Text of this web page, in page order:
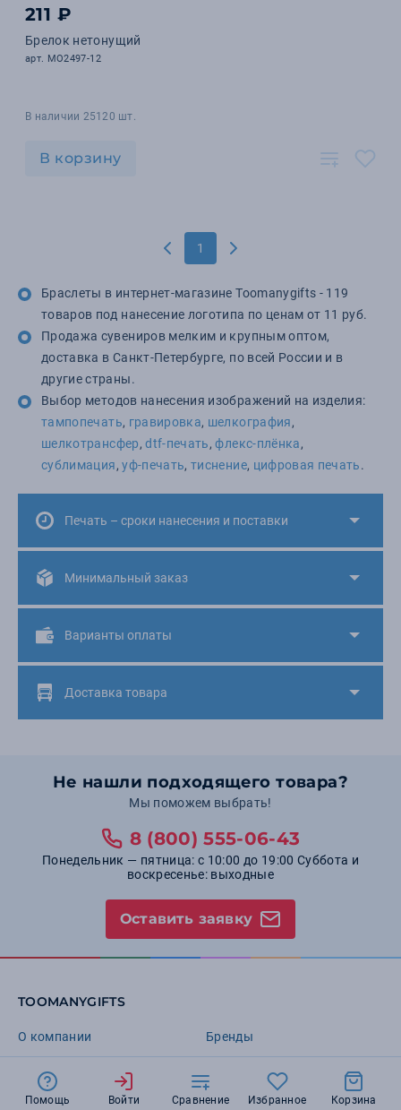
211 ₽
Брелок нетонущий
арт. MO2497-12
В наличии 25120 шт.
В корзину
1
Браслеты в интернет-магазине Toomanygifts - 119
товаров под нанесение логотипа по ценам от 11 руб.
Продажа сувениров мелким и крупным оптом,
доставка в Санкт-Петербурге, по всей России и в
другие страны.
Выбор методов нанесения изображений на изделия:
тампопечать, гравировка, шелкография,
шелкотрансфер, dtf-печать, флекс-плёнка,
сублимация, уф-печать, тиснение, цифровая печать.
Печать – сроки нанесения и поставки
Минимальный заказ
Варианты оплаты
Доставка товара
Не нашли подходящего товара?
Мы поможем выбрать!
8 (800) 555-06-43
Понедельник — пятница: с 10:00 до 19:00 Суббота и
воскресенье: выходные
Оставить заявку
TOOMANYGIFTS
О компании
Блог
Бренды
Требования к макетам
Помощь Войти Сравнение Избранное Корзина